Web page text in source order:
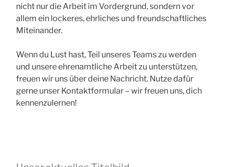
nicht nur die Arbeit im Vordergrund, sondern vor
allem ein lockeres, ehrliches und freundschaftliches
Miteinander.
Wenn du Lust hast, Teil unseres Teams zu werden
und unsere ehrenamtliche Arbeit zu unterstützen,
freuen wir uns über deine Nachricht. Nutze dafür
gerne unser Kontaktformular – wir freuen uns, dich
kennenzulernen!